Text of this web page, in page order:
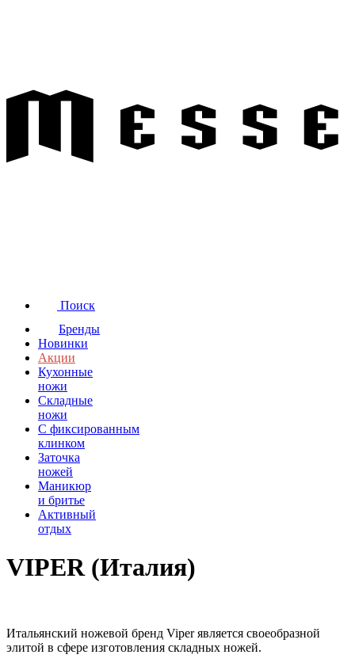
Поиск
Бренды
Новинки
Акции
Кухонные
ножи
Складные
ножи
C фиксированным
клинком
Заточка
ножей
Маникюр
и бритье
Активный
отдых
VIPER (Италия)
Итальянский ножевой бренд Viper является своеобразной
элитой в сфере изготовления складных ножей.